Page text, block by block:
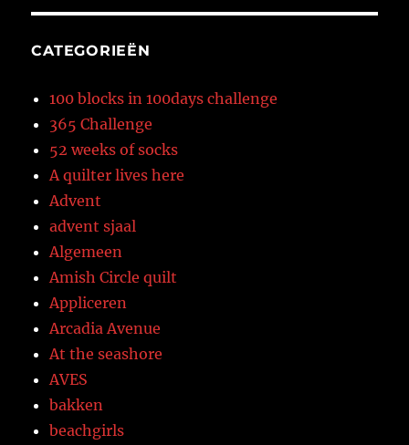
CATEGORIEËN
100 blocks in 100days challenge
365 Challenge
52 weeks of socks
A quilter lives here
Advent
advent sjaal
Algemeen
Amish Circle quilt
Appliceren
Arcadia Avenue
At the seashore
AVES
bakken
beachgirls